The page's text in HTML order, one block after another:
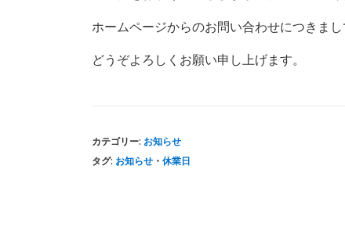
ホームページからのお問い合わせにつきま
どうぞよろしくお願い申し上げます。
カテゴリー: お知らせ
タグ: お知らせ ・ 休業日